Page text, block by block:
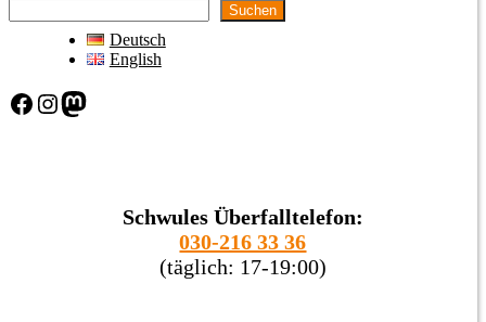
Suchen
Deutsch
English
Facebook Instagram Mastodon
Schwules Überfalltelefon:
030-216 33 36
(täglich: 17-19:00)